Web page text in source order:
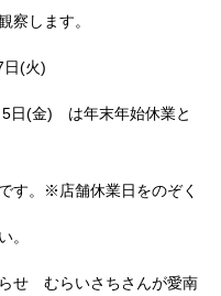
察します。
日(火)
日(金) は年末年始休業と
す。※店舗休業日をのぞく
。
せ むらいさちさんが愛南